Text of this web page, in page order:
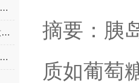
酶联免疫吸附试验在哪些疾病诊断中具有重要的应用价值？
ANG试剂盒的操作流程与注意事项
酶联免疫试剂盒在哪些领域有广泛应用？
摘要：胰
质如葡萄